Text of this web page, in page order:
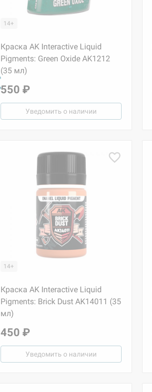
14+
Краска AK Interactive Liquid
Pigments: Green Oxide AK1212
(35 мл)
550 ₽
Уведомить о наличии
14+
Краска AK Interactive Liquid
Pigments: Brick Dust AK14011 (35
мл)
450 ₽
Уведомить о наличии